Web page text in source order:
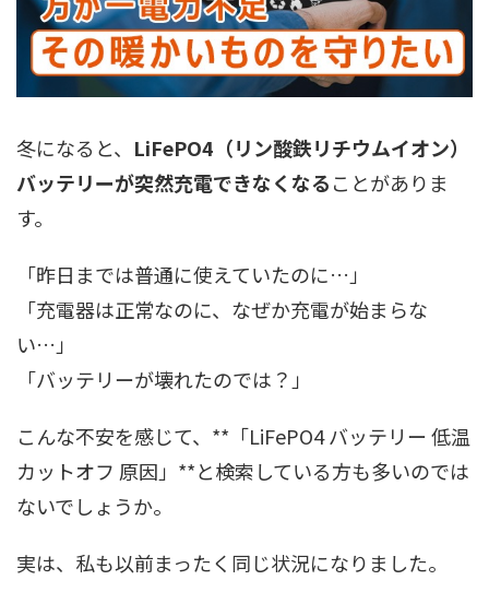
冬になると、 LiFePO4（リン酸鉄リチウムイオン）
バッテリーが突然充電できなくなることがありま
す。
「昨日までは普通に使えていたのに…」
「充電器は正常なのに、なぜか充電が始まらな
い…」
「バッテリーが壊れたのでは？」
こんな不安を感じて、**「LiFePO4 バッテリー 低温
カットオフ 原因」**と検索している方も多いのでは
ないでしょうか。
実は、私も以前まったく同じ状況になりました。